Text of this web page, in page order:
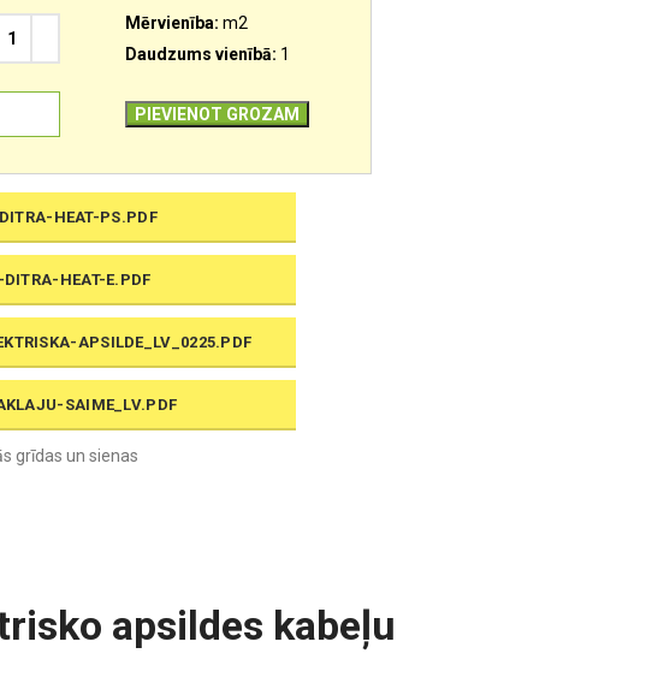
Mērvienība: m2
Daudzums vienībā: 1
PIEVIENOT GROZAM
HEAT-PS.PDF
HEAT-E.PDF
APSILDE_LV_0225.PDF
SAIME_LV.PDF
grīdas un sienas
apsildes kabeļu